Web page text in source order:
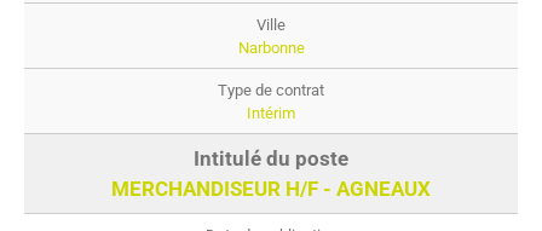
Narbonne
Intérim
MERCHANDISEUR H/F - AGNEAUX